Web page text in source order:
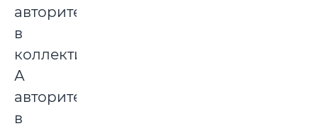
авторитетом
в
коллективе.
А
авторитет
в